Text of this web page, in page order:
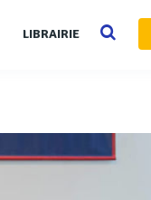
LIBRAIRIE